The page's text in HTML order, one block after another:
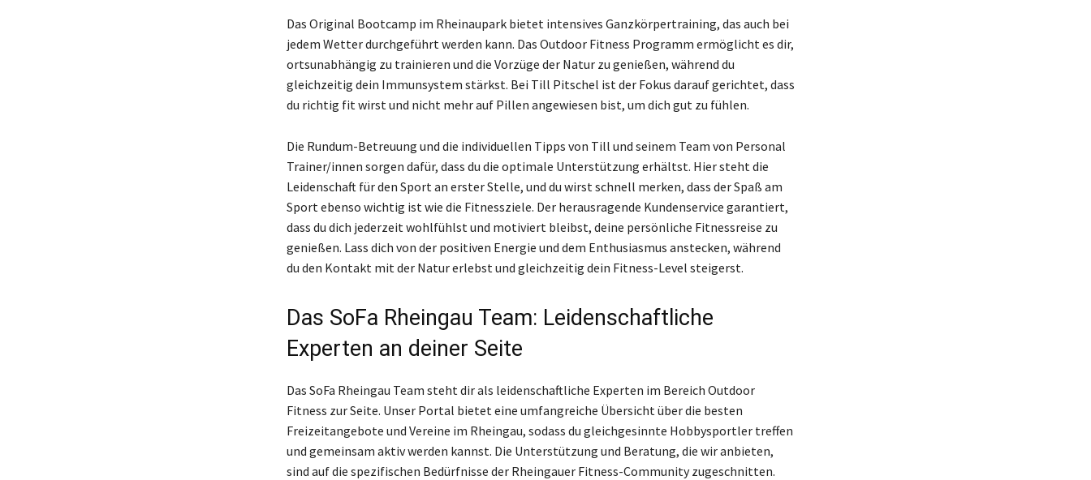
Das Original Bootcamp im Rheinaupark bietet intensives Ganzkörpertraining, das auch bei
jedem Wetter durchgeführt werden kann. Das Outdoor Fitness Programm ermöglicht es dir,
ortsunabhängig zu trainieren und die Vorzüge der Natur zu genießen, während du
gleichzeitig dein Immunsystem stärkst. Bei Till Pitschel ist der Fokus darauf gerichtet, dass
du richtig fit wirst und nicht mehr auf Pillen angewiesen bist, um dich gut zu fühlen.
Die Rundum-Betreuung und die individuellen Tipps von Till und seinem Team von Personal
Trainer/innen sorgen dafür, dass du die optimale Unterstützung erhältst. Hier steht die
Leidenschaft für den Sport an erster Stelle, und du wirst schnell merken, dass der Spaß am
Sport ebenso wichtig ist wie die Fitnessziele. Der herausragende Kundenservice garantiert,
dass du dich jederzeit wohlfühlst und motiviert bleibst, deine persönliche Fitnessreise zu
genießen. Lass dich von der positiven Energie und dem Enthusiasmus anstecken, während
du den Kontakt mit der Natur erlebst und gleichzeitig dein Fitness-Level steigerst.
Das SoFa Rheingau Team: Leidenschaftliche
Experten an deiner Seite
Das SoFa Rheingau Team steht dir als leidenschaftliche Experten im Bereich Outdoor
Fitness zur Seite. Unser Portal bietet eine umfangreiche Übersicht über die besten
Freizeitangebote und Vereine im Rheingau, sodass du gleichgesinnte Hobbysportler treffen
und gemeinsam aktiv werden kannst. Die Unterstützung und Beratung, die wir anbieten,
sind auf die spezifischen Bedürfnisse der Rheingauer Fitness-Community zugeschnitten.